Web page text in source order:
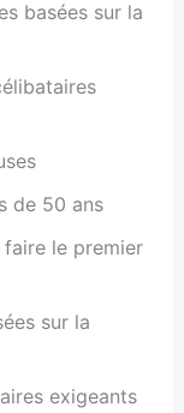
basées sur la
de 50 ans
faire le premier
sur la
exigeants